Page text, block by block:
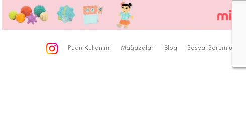
Puan Kullanımı Mağazalar Blog Sosyal Sorumluluk